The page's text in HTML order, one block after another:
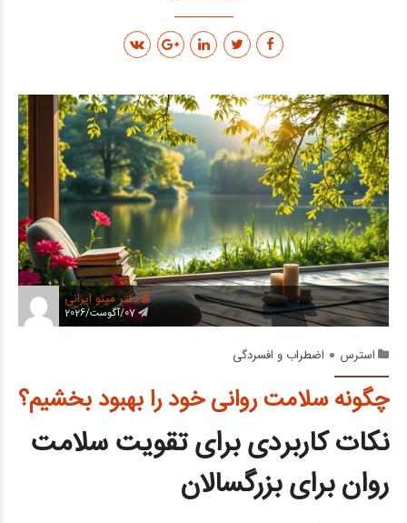
دکتر مینو ایرانی
07/آگوست/2026
استرس اضطراب و افسردگی
چگونه سلامت روانی خود را بهبود بخشیم؟
نکات کاربردی برای تقویت سلامت
روان برای بزرگسالان